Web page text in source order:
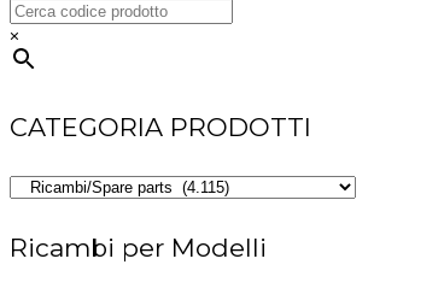
×
CATEGORIA PRODOTTI
Ricambi per Modelli